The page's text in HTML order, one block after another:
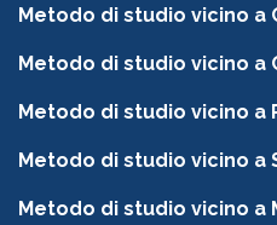
Metodo di studio vicino a
Metodo di studio vicino a
Metodo di studio vicino a
Metodo di studio vicino a
Metodo di studio vicino a